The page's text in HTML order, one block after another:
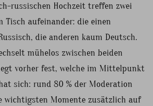
russischen Hochzeit treffen zwei
Tisch aufeinander: die einen
die anderen kaum Deutsch.
mühelos zwischen beiden
vorher fest, welche im Mittelpunkt
sich: rund 80 % der Moderation
wichtigsten Momente zusätzlich auf